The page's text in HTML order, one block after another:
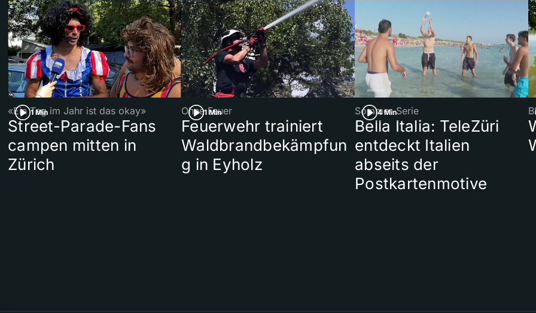
1 Min
«Ein Tag im Jahr ist das okay»
Street-Parade-Fans
campen mitten in
Zürich
1 Min
Ohne Feuer
Feuerwehr trainiert
Waldbrandbekämpfun
g in Eyholz
4 Min
Sommer-Serie
Bella Italia: TeleZüri
entdeckt Italien
abseits der
Postkartenmotive